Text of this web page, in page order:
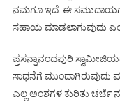
ನಮಗೂ ಇದೆ. ಈ
ಸಹಾಯ ಮಾಡಲಾಗುವುದು
ಪ್ರಸನ್ನಾನಂದಪುರಿ
ಸಾಧನೆಗೆ ಮುಂದಾಗಿರುವುದು
ಎಲ್ಲ ಅಂಶಗಳ ಕುರಿತು ಚರ್ಚೆ